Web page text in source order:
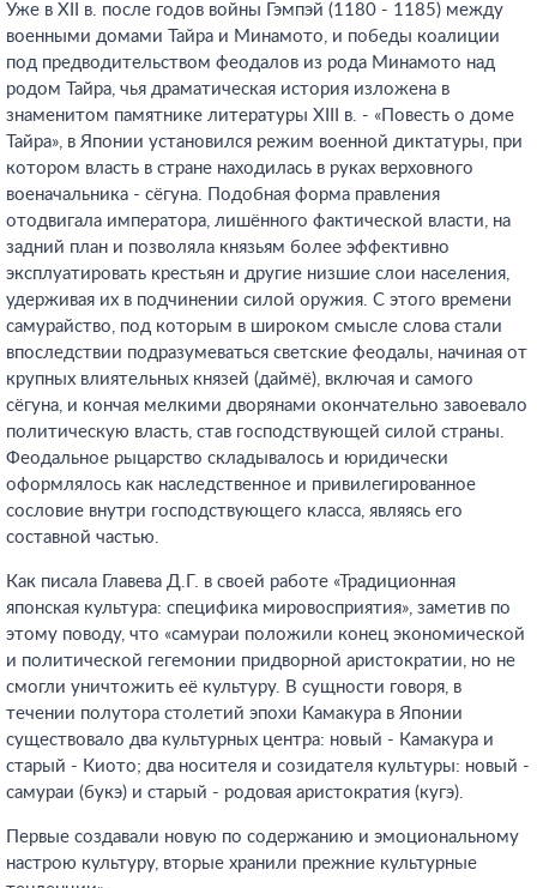
Уже в XII в. после годов войны Гэмпэй (1180 - 1185) между
военными домами Тайра и Минамото, и победы коалиции
под предводительством феодалов из рода Минамото над
родом Тайра, чья драматическая история изложена в
знаменитом памятнике литературы XIII в. - «Повесть о доме
Тайра», в Японии установился режим военной диктатуры, при
котором власть в стране находилась в руках верховного
военачальника - сёгуна. Подобная форма правления
отодвигала императора, лишённого фактической власти, на
задний план и позволяла князьям более эффективно
эксплуатировать крестьян и другие низшие слои населения,
удерживая их в подчинении силой оружия. С этого времени
самурайство, под которым в широком смысле слова стали
впоследствии подразумеваться светские феодалы, начиная от
крупных влиятельных князей (даймё), включая и самого
сёгуна, и кончая мелкими дворянами окончательно завоевало
политическую власть, став господствующей силой страны.
Феодальное рыцарство складывалось и юридически
оформлялось как наследственное и привилегированное
сословие внутри господствующего класса, являясь его
составной частью.
Как писала Главева Д.Г. в своей работе «Традиционная
японская культура: специфика мировосприятия», заметив по
этому поводу, что «самураи положили конец экономической
и политической гегемонии придворной аристократии, но не
смогли уничтожить её культуру. В сущности говоря, в
течении полутора столетий эпохи Камакура в Японии
существовало два культурных центра: новый - Камакура и
старый - Киото; два носителя и созидателя культуры: новый -
самураи (букэ) и старый - родовая аристократия (кугэ).
Первые создавали новую по содержанию и эмоциональному
настрою культуру, вторые хранили прежние культурные